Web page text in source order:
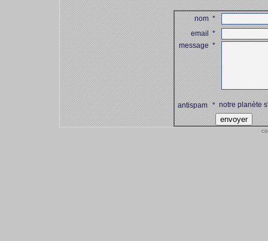
nom*
email*
message*
antispam *notre planète